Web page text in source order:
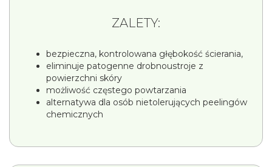
ZALETY:
bezpieczna, kontrolowana głębokość ścierania,
eliminuje patogenne drobnoustroje z
powierzchni skóry
możliwość częstego powtarzania
alternatywa dla osób nietolerujących peelingów
chemicznych